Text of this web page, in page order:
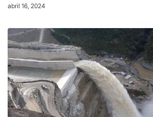
abril 16, 2024